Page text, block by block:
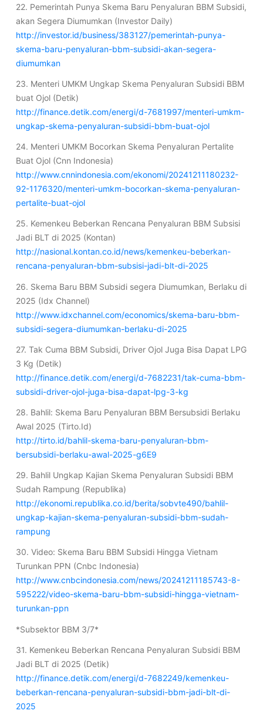
22. Pemerintah Punya Skema Baru Penyaluran BBM Subsidi,
akan Segera Diumumkan (Investor Daily)
http://investor.id/business/383127/pemerintah-punya-
skema-baru-penyaluran-bbm-subsidi-akan-segera-
diumumkan
23. Menteri UMKM Ungkap Skema Penyaluran Subsidi BBM
buat Ojol (Detik)
http://finance.detik.com/energi/d-7681997/menteri-umkm-
ungkap-skema-penyaluran-subsidi-bbm-buat-ojol
24. Menteri UMKM Bocorkan Skema Penyaluran Pertalite
Buat Ojol (Cnn Indonesia)
http://www.cnnindonesia.com/ekonomi/20241211180232-
92-1176320/menteri-umkm-bocorkan-skema-penyaluran-
pertalite-buat-ojol
25. Kemenkeu Beberkan Rencana Penyaluran BBM Subsisi
Jadi BLT di 2025 (Kontan)
http://nasional.kontan.co.id/news/kemenkeu-beberkan-
rencana-penyaluran-bbm-subsisi-jadi-blt-di-2025
26. Skema Baru BBM Subsidi segera Diumumkan, Berlaku di
2025 (Idx Channel)
http://www.idxchannel.com/economics/skema-baru-bbm-
subsidi-segera-diumumkan-berlaku-di-2025
27. Tak Cuma BBM Subsidi, Driver Ojol Juga Bisa Dapat LPG
3 Kg (Detik)
http://finance.detik.com/energi/d-7682231/tak-cuma-bbm-
subsidi-driver-ojol-juga-bisa-dapat-lpg-3-kg
28. Bahlil: Skema Baru Penyaluran BBM Bersubsidi Berlaku
Awal 2025 (Tirto.Id)
http://tirto.id/bahlil-skema-baru-penyaluran-bbm-
bersubsidi-berlaku-awal-2025-g6E9
29. Bahlil Ungkap Kajian Skema Penyaluran Subsidi BBM
Sudah Rampung (Republika)
http://ekonomi.republika.co.id/berita/sobvte490/bahlil-
ungkap-kajian-skema-penyaluran-subsidi-bbm-sudah-
rampung
30. Video: Skema Baru BBM Subsidi Hingga Vietnam
Turunkan PPN (Cnbc Indonesia)
http://www.cnbcindonesia.com/news/20241211185743-8-
595222/video-skema-baru-bbm-subsidi-hingga-vietnam-
turunkan-ppn
*Subsektor BBM 3/7*
31. Kemenkeu Beberkan Rencana Penyaluran Subsidi BBM
Jadi BLT di 2025 (Detik)
http://finance.detik.com/energi/d-7682249/kemenkeu-
beberkan-rencana-penyaluran-subsidi-bbm-jadi-blt-di-
2025